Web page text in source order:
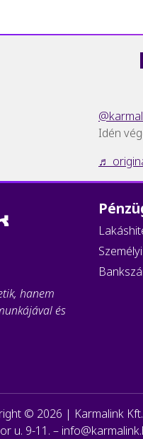
Idén
♬
hanem
és
© 2026 | Karmalink Kft.
u. 9-11. –